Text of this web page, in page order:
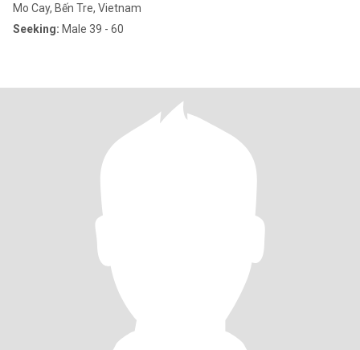
Mo Cay, Bến Tre, Vietnam
Seeking: Male 39 - 60